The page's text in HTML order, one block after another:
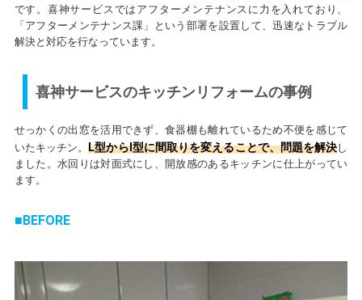
です。喜神サービスではアフターメンテナンスに力を入れており、
「アフターメンテナンス課」という部署を設置して、迅速なトラブル
解決と対応を行なっています。
喜神サービスのキッチンリフォームの事例
せっかくの出窓を活用できず、食器棚も離れているため不便を感じて
いたキッチン。L型からI型に間取りを変えることで、問題を解決し
ました。水回りは対面式にし、開放感のあるキッチンに仕上がってい
ます。
BEFORE